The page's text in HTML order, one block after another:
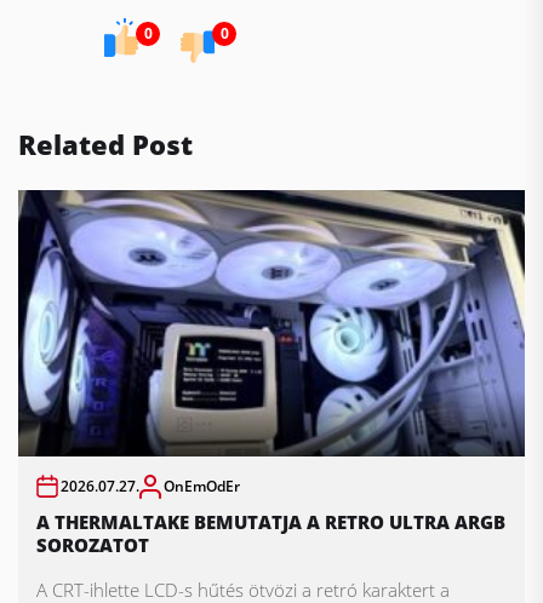
0 0
Related Post
2026.07.27. OnEmOdEr
A THERMALTAKE BEMUTATJA A RETRO ULTRA ARGB
SOROZATOT
A CRT-ihlette LCD-s hűtés ötvözi a retró karaktert a